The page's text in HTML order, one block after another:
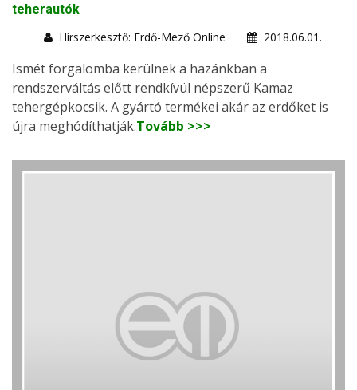
teherautók
Hírszerkesztő: Erdő-Mező Online
2018.06.01.
Ismét forgalomba kerülnek a hazánkban a
rendszerváltás előtt rendkívül népszerű Kamaz
tehergépkocsik. A gyártó termékei akár az erdőket is
újra meghódíthatják.Tovább >>>